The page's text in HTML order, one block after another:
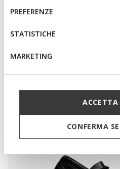
informazioni o per
tue impostazioni, visita la
consenso
PREFERENZE
STATISTICHE
MARKETING
CONFERMA
Technologies
You may also like